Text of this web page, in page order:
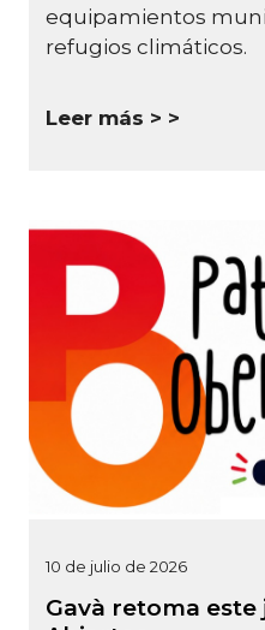
equipamientos
refugios climáticos.
Leer más >
10 de julio de 2026
Gavà retoma